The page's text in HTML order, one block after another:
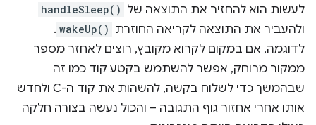
לעשות הוא להחזיר את התוצאה של handleSleep()
ולהעביר את התוצאה לקריאה החוזרת wakeUp()
.
לדוגמה, אם במקום לקרוא מקובץ, רוצים לאחזר מספר
ממקור מרוחק, אפשר להשתמש בקטע קוד כמו זה
שבהמשך כדי לשלוח בקשה, להשהות את קוד ה-C ולחדש
אותו אחרי אחזור גוף התגובה – והכול נעשה בצורה חלקה